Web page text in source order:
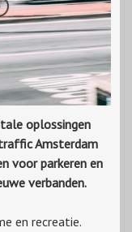
oplossingen
Amsterdam
voor parkeren en
verbanden.
en recreatie.